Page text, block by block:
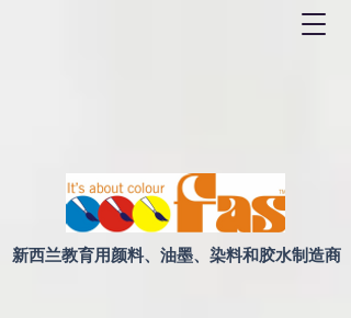
新西兰教育用颜料、油墨、染料和胶水制造商